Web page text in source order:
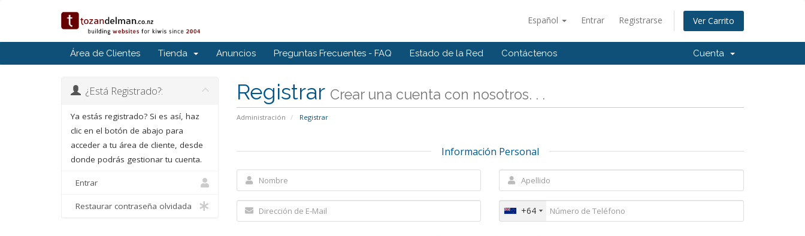
Español Entrar Registrarse Ver Carrito
Área de Clientes Tienda Anuncios Preguntas Frecuentes - FAQ Estado de la Red Contáctenos Cuenta
Registrar Crear una cuenta con nosotros. . .
Administración Registrar
¿Está Registrado?:
Ya estás registrado? Si es así, haz
clic en el botón de abajo para
acceder a tu área de cliente, desde
donde podrás gestionar tu cuenta.
Entrar
Restaurar contraseña olvidada
Información Personal
+64